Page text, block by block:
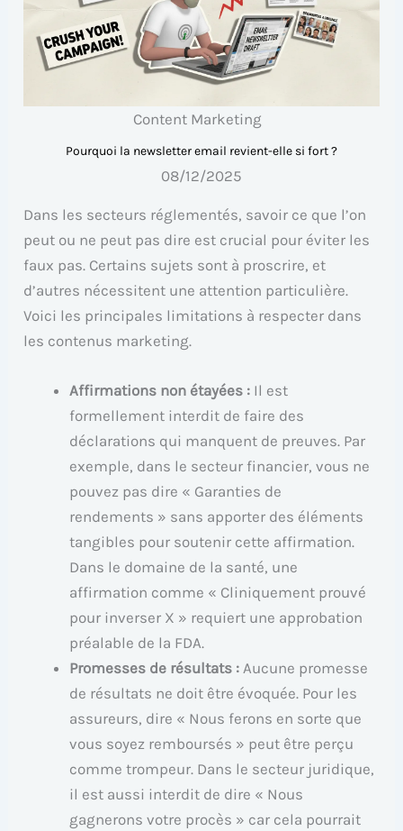
Content Marketing
Pourquoi la newsletter email revient-elle si fort ?
08/12/2025
Dans les secteurs réglementés, savoir ce que l’on
peut ou ne peut pas dire est crucial pour éviter les
faux pas. Certains sujets sont à proscrire, et
d’autres nécessitent une attention particulière.
Voici les principales limitations à respecter dans
les contenus marketing.
Affirmations non étayées : Il est
formellement interdit de faire des
déclarations qui manquent de preuves. Par
exemple, dans le secteur financier, vous ne
pouvez pas dire « Garanties de
rendements » sans apporter des éléments
tangibles pour soutenir cette affirmation.
Dans le domaine de la santé, une
affirmation comme « Cliniquement prouvé
pour inverser X » requiert une approbation
préalable de la FDA.
Promesses de résultats : Aucune promesse
de résultats ne doit être évoquée. Pour les
assureurs, dire « Nous ferons en sorte que
vous soyez remboursés » peut être perçu
comme trompeur. Dans le secteur juridique,
il est aussi interdit de dire « Nous
gagnerons votre procès » car cela pourrait